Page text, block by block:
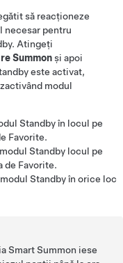
să reacționeze
necesar pentru
Atingeți
Summonși apoi
este activat,
modul
Standby în locul pe
Favorite.
Standby locul pe
de Favorite.
Standby în orice loc
Smart Summon iese